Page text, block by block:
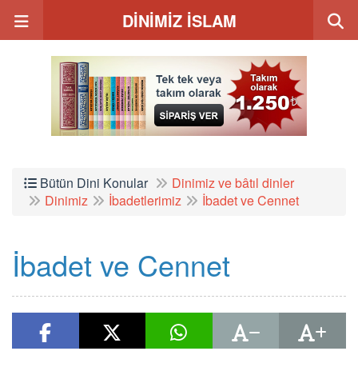
DİNİMİZ İSLAM
Bütün Dini Konular
Dinimiz ve bâtıl dinler
Dinimiz
İbadetlerimiz İbadet ve Cennet
İbadet ve Cennet